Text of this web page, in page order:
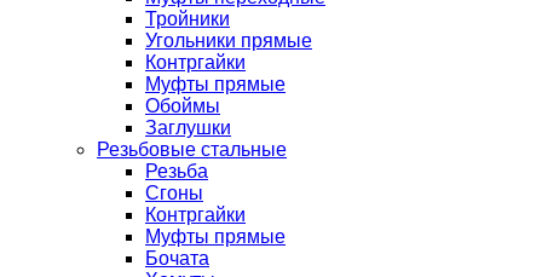
Тройники
Угольники прямые
Контргайки
Муфты прямые
Обоймы
Заглушки
Резьбовые стальные
Резьба
Сгоны
Контргайки
Муфты прямые
Бочата